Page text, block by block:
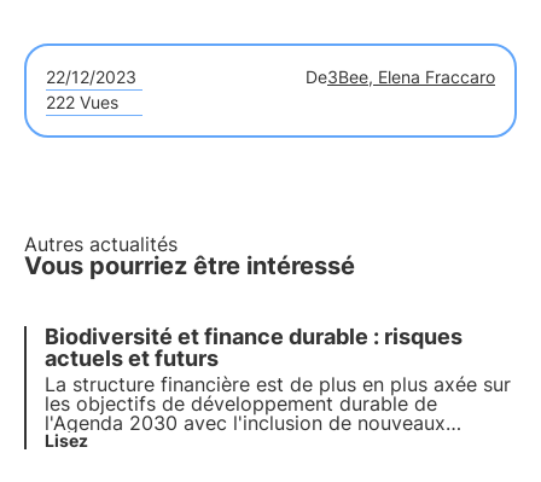
22/12/2023 De3Bee, Elena Fraccaro
222 Vues
Autres actualités
Vous pourriez être intéressé
Biodiversité et finance durable : risques
actuels et futurs
La structure financière est de plus en plus axée sur
les objectifs de développement durable de
l'Agenda 2030 avec l'inclusion de nouveaux
produits durables dédiés à la protection de la
Lisez